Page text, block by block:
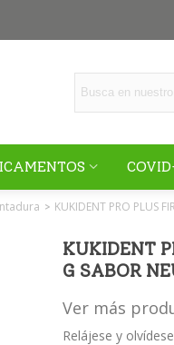
> KUKIDENT PRO PLUS
KUKIDENT
G SABOR
Ver más
Relájese y